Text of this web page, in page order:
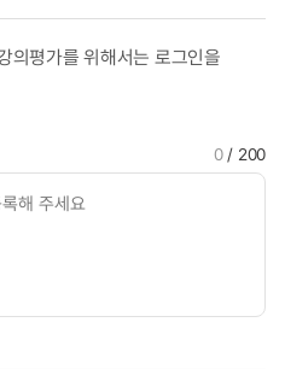
의평가를 위해서는 로그인을
0/ 200